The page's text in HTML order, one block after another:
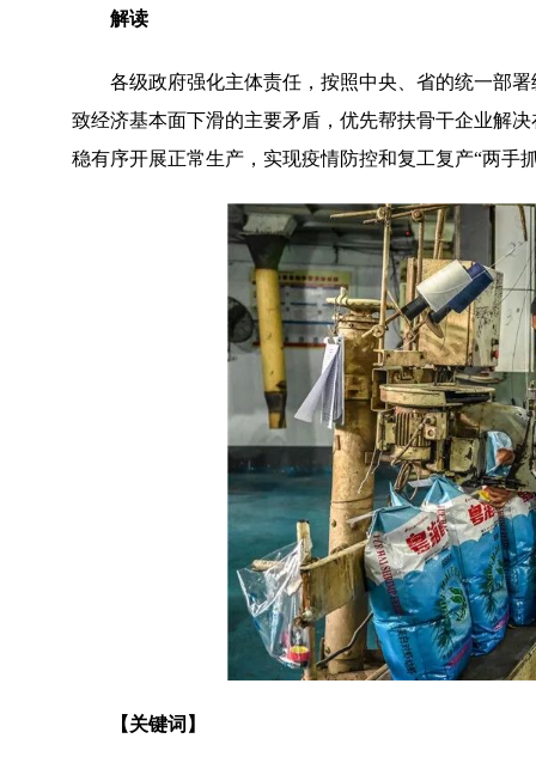
解读
各级政府强化主体责任，按照中央、省的统一部
致经济基本面下滑的主要矛盾，优先帮扶骨干企业解
稳有序开展正常生产，实现疫情防控和复工复产“两手
【关键词】